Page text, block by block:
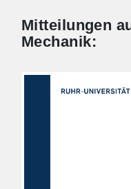
Mitteilungen
Mechanik: